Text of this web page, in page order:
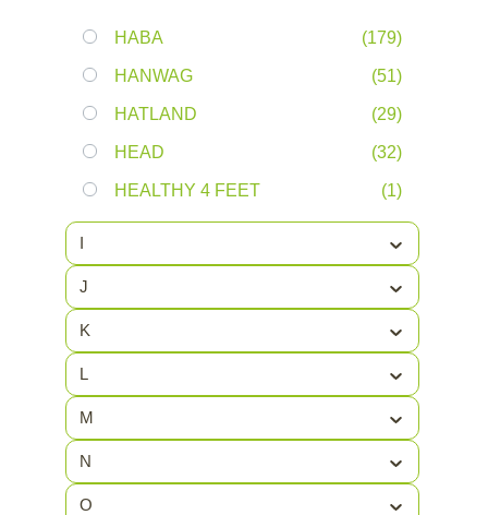
(179)
HABA
(51)
HANWAG
(29)
HATLAND
(32)
HEAD
(1)
HEALTHY 4 FEET
(1)
HEATEK
(1)
HEKTOR
(4)
HELLA
(11)
(2)
(30)
I
J
K
L
M
N
O